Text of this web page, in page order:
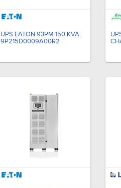
UPS EATON 93PM 150 KVA
9P215D0009A00R2